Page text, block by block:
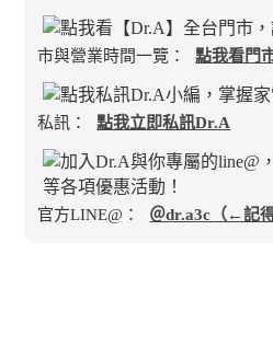
市與營業時間一覽：
點我看門
私訊： 點我立即私訊Dr.A
官方LINE@： ＠dr.a3c（←記